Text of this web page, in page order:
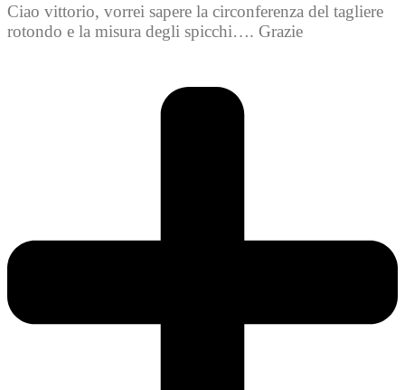
Ciao vittorio, vorrei sapere la circonferenza del tagliere
rotondo e la misura degli spicchi…. Grazie